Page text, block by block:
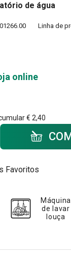
de água
Linha de
online
€ 2,40
-
Favoritos
Máquina
de lavar
louça